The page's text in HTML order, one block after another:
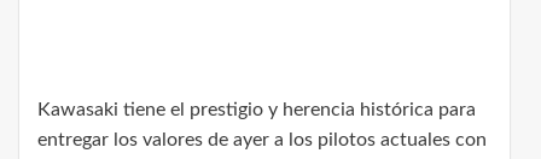
Kawasaki tiene el prestigio y herencia histórica para
entregar los valores de ayer a los pilotos actuales con